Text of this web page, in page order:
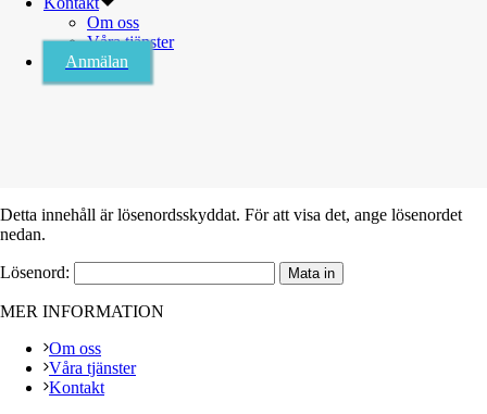
Om oss
Våra tjänster
Anmälan
Detta innehåll är lösenordsskyddat. För att visa det, ange lösenordet
nedan.
Lösenord:
MER INFORMATION
Om oss
Våra tjänster
Kontakt